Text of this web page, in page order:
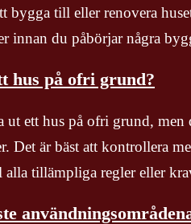
bygga till eller renovera
innan du påbörjar några
hus på ofri grund?
ut ett hus på ofri grund, men
Det är bäst att kontrollera
alla tillämpliga regler eller